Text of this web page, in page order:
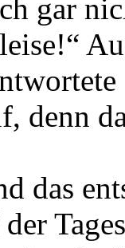
gar
denn
das